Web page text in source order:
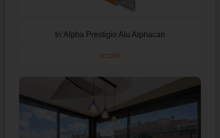
In’Alpha Prestigio Alu Alphacan
SCOPRI